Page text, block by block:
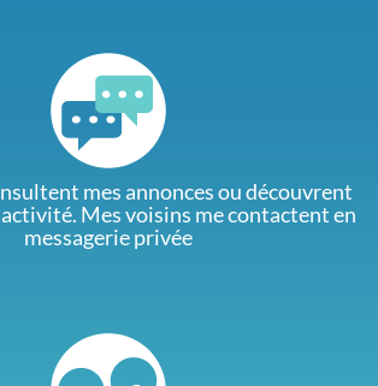
mes annonces ou découvrent
activité. Mes voisins me contactent en
messagerie privée